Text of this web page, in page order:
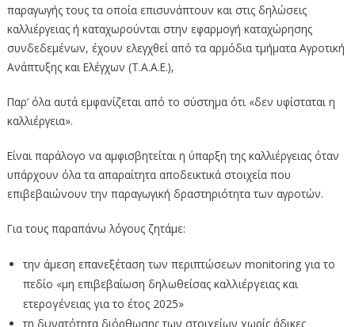
παραγωγής τους τα οποία επισυνάπτουν και στις δηλώσεις
καλλιέργειας ή καταχωρούνται στην εφαρμογή καταχώρησης
συνδεδεμένων, έχουν ελεγχθεί από τα αρμόδια τμήματα Αγροτική
Ανάπτυξης και Ελέγχων (Τ.Α.Α.Ε.),
Παρ’ όλα αυτά εμφανίζεται από το σύστημα ότι «δεν υφίσταται η
καλλιέργεια».
Είναι παράλογο να αμφισβητείται η ύπαρξη της καλλιέργειας όταν
υπάρχουν όλα τα απαραίτητα αποδεικτικά στοιχεία που
επιβεβαιώνουν την παραγωγική δραστηριότητα των αγροτών.
Για τους παραπάνω λόγους ζητάμε:
την άμεση επανεξέταση των περιπτώσεων monitoring για το
πεδίο «μη επιβεβαίωση δηλωθείσας καλλιέργειας και
ετερογένειας για το έτος 2025»
τη δυνατότητα διόρθωσης των στοιχείων χωρίς άδικες